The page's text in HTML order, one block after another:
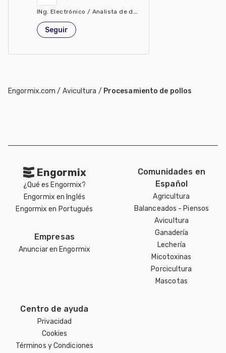
INg. Electrónico / Analista de datos
México
Seguir
Engormix.com / Avicultura / Procesamiento de pollos
Engormix
¿Qué es Engormix?
Engormix en Inglés
Engormix en Portugués
Empresas
Anunciar en Engormix
Comunidades en
Español
Agricultura
Balanceados - Piensos
Avicultura
Ganadería
Lechería
Micotoxinas
Porcicultura
Mascotas
Centro de ayuda
Privacidad
Cookies
Términos y Condiciones